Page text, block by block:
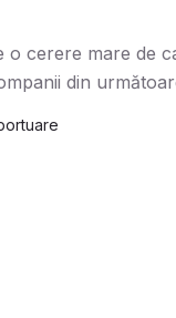
o cerere mare de
din